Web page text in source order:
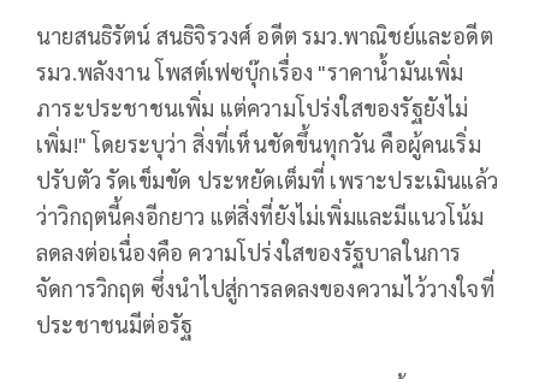
นายสนธิรัตน์ สนธิจิรวงศ์ อดีต รมว.พาณิชย์และอดีต
รมว.พลังงาน โพสต์เฟซบุ๊กเรื่อง "ราคาน้ำมันเพิ่ม
ภาระประชาชนเพิ่ม แต่ความโปร่งใสของรัฐยังไม่
เพิ่ม!" โดยระบุว่า สิ่งที่เห็นชัดขึ้นทุกวัน คือผู้คนเริ่ม
ปรับตัว รัดเข็มขัด ประหยัดเต็มที่ เพราะประเมินแล้ว
ว่าวิกฤตนี้คงอีกยาว แต่สิ่งที่ยังไม่เพิ่มและมีแนวโน้ม
ลดลงต่อเนื่องคือ ความโปร่งใสของรัฐบาลในการ
จัดการวิกฤต ซึ่งนำไปสู่การลดลงของความไว้วางใจที่
ประชาชนมีต่อรัฐ